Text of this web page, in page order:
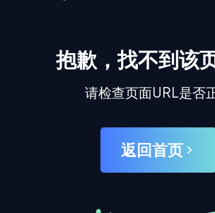
抱歉，找不到该
请检查页面URL是否
返回首页